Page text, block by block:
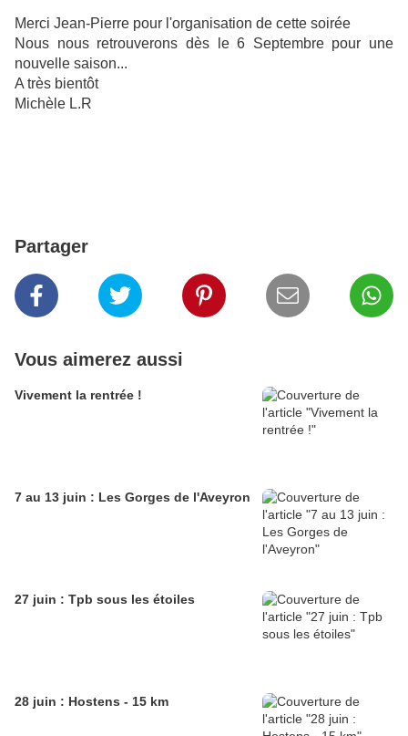
Merci Jean-Pierre pour l'organisation de cette soirée
Nous nous retrouverons dès le 6 Septembre pour une
nouvelle saison...
A très bientôt
Michèle L.R
Partager
Vous aimerez aussi
Vivement la rentrée !
7 au 13 juin : Les Gorges de l'Aveyron
27 juin : Tpb sous les étoiles
28 juin : Hostens - 15 km